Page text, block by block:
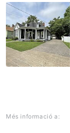
Més informació a: